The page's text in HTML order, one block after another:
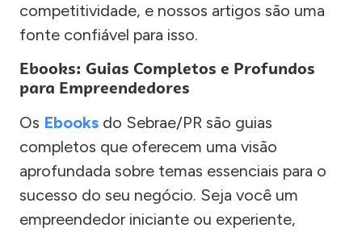
competitividade, e nossos artigos são uma
fonte confiável para isso.
Ebooks: Guias Completos e Profundos
para Empreendedores
Os Ebooks do Sebrae/PR são guias
completos que oferecem uma visão
aprofundada sobre temas essenciais para o
sucesso do seu negócio. Seja você um
empreendedor iniciante ou experiente,